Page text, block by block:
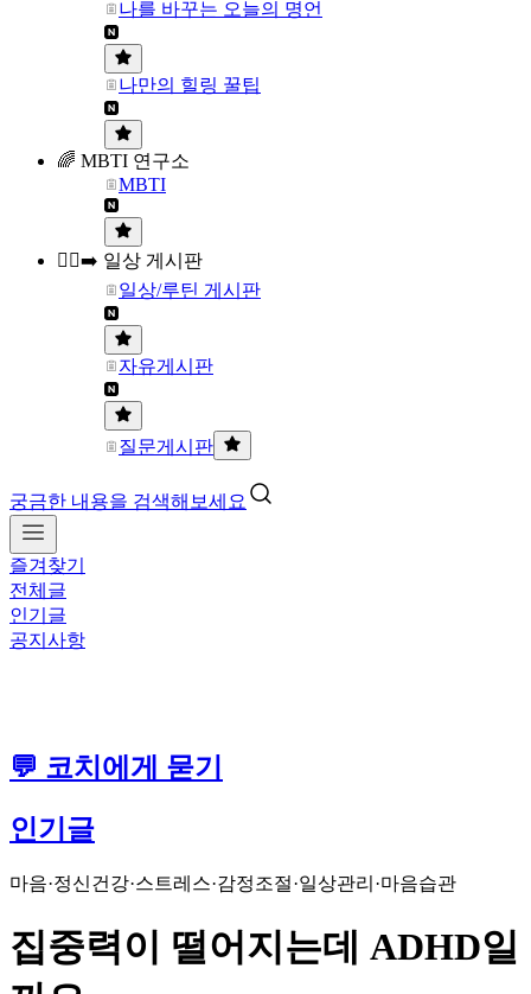
나를 바꾸는 오늘의 명언
나만의 힐링 꿀팁
🌈 MBTI 연구소
MBTI
🏃‍♀️‍➡️ 일상 게시판
일상/루틴 게시판
자유게시판
질문게시판
궁금한 내용을 검색해보세요
즐겨찾기
전체글
인기글
공지사항
💬 코치에게 묻기
인기글
마음·정신건강·스트레스·감정조절·일상관리·마음습관
집중력이 떨어지는데 ADHD일